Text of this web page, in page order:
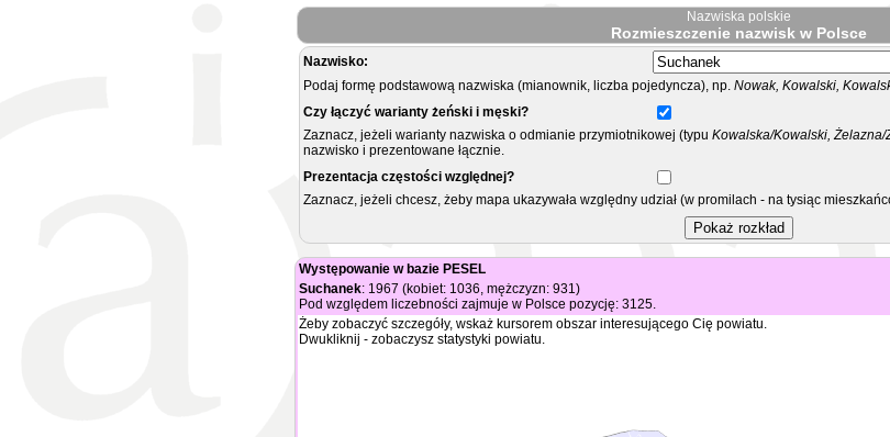
Nazwiska polskie
Rozmieszczenie nazwisk w Polsce
Nazwisko:
Podaj formę podstawową nazwiska (mianownik, liczba pojedyncza), np. Nowak, Kowalski,
Czy łączyć warianty żeński i męski?
Zaznacz, jeżeli warianty nazwiska o odmianie przymiotnikowej (typu Kowalska/Kowalski, Żelazna/
nazwisko i prezentowane łącznie.
Prezentacja częstości względnej?
Zaznacz, jeżeli chcesz, żeby mapa ukazywała względny udział (w promilach - na tysiąc
Występowanie w bazie PESEL
Suchanek: 1967 (kobiet: 1036, mężczyzn: 931)
Pod względem liczebności zajmuje w Polsce pozycję: 3125.
Żeby zobaczyć szczegóły, wskaż kursorem obszar interesującego Cię powiatu.
Dwukliknij - zobaczysz statystyki powiatu.